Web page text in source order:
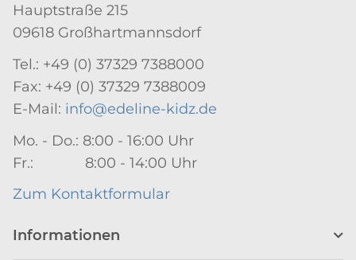
Hauptstraße 215
09618 Großhartmannsdorf
Tel.: +49 (0) 37329 7388000
Fax: +49 (0) 37329 7388009
E-Mail: info@edeline-kidz.de
Mo. - Do.: 8:00 - 16:00 Uhr
Fr.: 8:00 - 14:00 Uhr
Zum Kontaktformular
Informationen